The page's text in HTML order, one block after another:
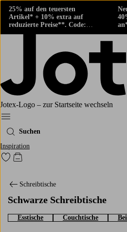
25% auf den teuersten
Artikel* + 10% extra auf
reduzierte Preise**. Code:
424882
Jotex-Logo – zur Startseite wechseln
Ellos‘ Menü
Suchen
Inspiration
Zu den als Favoriten markierten
Zum Warenkorb
Schreibtische
Schwarze Schreibtische
Esstische Couchtische